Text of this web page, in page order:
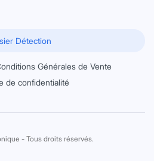
Détection
Générales de Vente
de confidentialité
- Tous droits réservés.